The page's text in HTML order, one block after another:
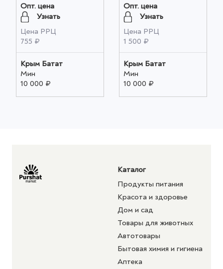
Опт. цена
Узнать
Цена РРЦ
755 ₽
Крым Батат
Мин
10 000 ₽
Опт. цена
Узнать
Цена РРЦ
1 500 ₽
Крым Батат
Мин
10 000 ₽
Каталог
Продукты питания
Красота и здоровье
Дом и сад
Товары для животных
Автотовары
Бытовая химия и гигиена
Аптека